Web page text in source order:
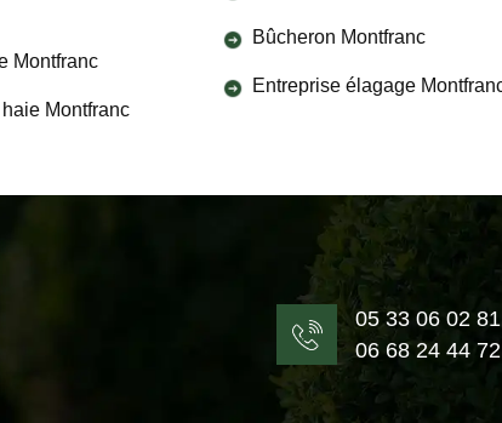
Montfranc
Montfranc
Bûcheron Montfranc
Entreprise élagage
05 33 06 02 81
06 68 24 44 72